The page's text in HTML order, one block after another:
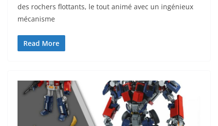
des rochers flottants, le tout animé avec un ingénieux
mécanisme
Read More